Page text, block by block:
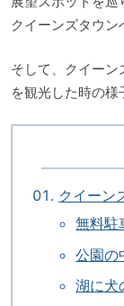
クイーンズタウン
そして、クイーン
を観光した時の様
クイーン
無料駐
公園の
湖に犬